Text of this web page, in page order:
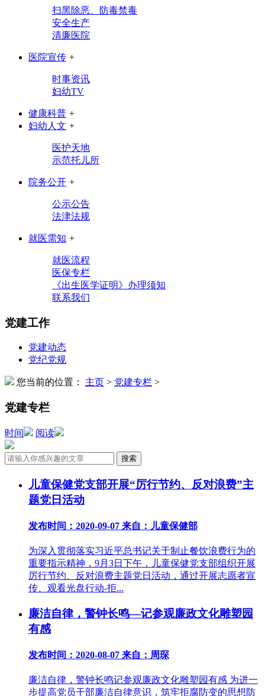
扫黑除恶、防毒禁毒
安全生产
清廉医院
医院宣传 +
时事资讯
妇幼TV
健康科普 +
妇幼人文 +
医护天地
示范托儿所
院务公开 +
公示公告
法津法规
就医需知 +
就医流程
医保专栏
《出生医学证明》办理须知
联系我们
党建工作
党建动态
党纪党规
您当前的位置： 主页 > 党建专栏 >
党建专栏
时间 阅读
儿童保健党支部开展“厉行节约、反对浪费”主
题党日活动
发布时间：2020-09-07 来自：儿童保健部
为深入贯彻落实习近平总书记关于制止餐饮浪费行为的
重要指示精神，9月3日下午，儿童保健党支部组织开展
厉行节约、反对浪费主题党日活动，通过开展志愿者宣
传、观看光盘行动-拒...
廉洁自律，警钟长鸣—记参观廉政文化雕塑园
有感
发布时间：2020-08-07 来自：周琛
廉洁自律，警钟长鸣记参观廉政文化雕塑园有感 为进一
步提高党员干部廉洁自律意识，筑牢拒腐防变的思想防